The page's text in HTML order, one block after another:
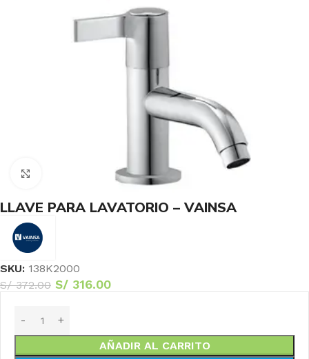
Haga Click para agrandar
LLAVE PARA LAVATORIO – VAINSA
SKU: 138K2000
S/372.00 S/ 316.00
AÑADIR AL CARRITO